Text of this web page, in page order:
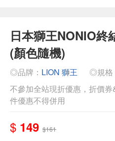
日本獅王NONIO終
(顏色隨機)
◎品牌： LION 獅王
◎規格
不參加全站現折優惠，折價
件優惠不得併用
$ 149 $161